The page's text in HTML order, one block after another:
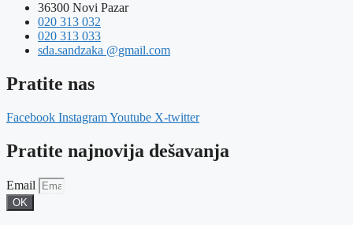
36300 Novi Pazar
020 313 032
020 313 033
sda.sandzaka @gmail.com
Pratite nas
Facebook InstagramYoutube X-twitter
Pratite najnovija dešavanja
Email
OK